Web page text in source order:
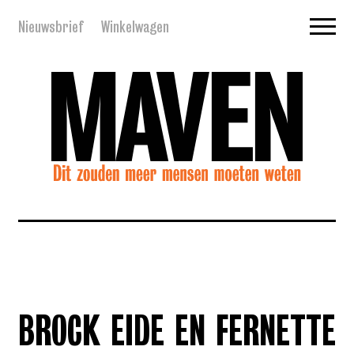
Nieuwsbrief Winkelwagen
BROCK EIDE EN FERNETTE